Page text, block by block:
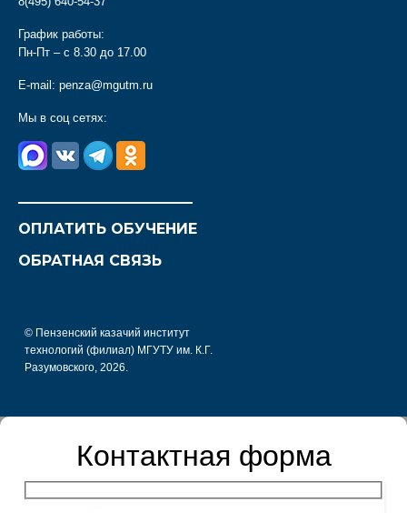
График работы:
Пн-Пт – с 8.30 до 17.00
E-mail: penza@mgutm.ru
Мы в соц сетях:
ОПЛАТИТЬ ОБУЧЕНИЕ
ОБРАТНАЯ СВЯЗЬ
© Пензенский казачий институт
технологий (филиал) МГУТУ им. К.Г.
Разумовского, 2026.
Контактная форма